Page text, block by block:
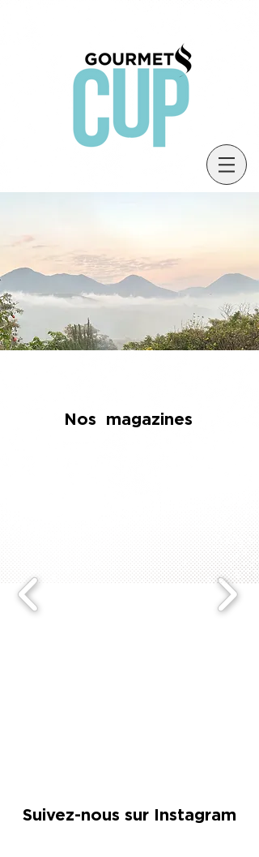
Gourmet
Cup
L'ESPRIT DU CAFE ET DU THE
N°30 DISPONIBLE
Nos magazines
Suivez-nous sur Instagram